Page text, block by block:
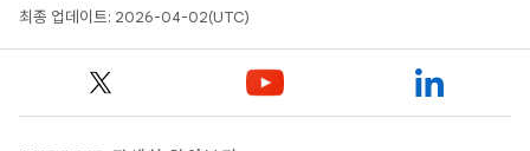
최종 업데이트: 2026-04-02(UTC)